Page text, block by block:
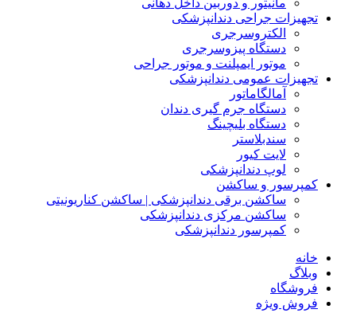
مانیتور و دوربین داخل دهانی
تجهیزات جراحی دندانپزشکی
الکتروسرجری
دستگاه پیزوسرجری
موتور ایمپلنت و موتور جراحی
تجهیزات عمومی دندانپزشکی
آمالگاماتور
دستگاه جرم گیری دندان
دستگاه بلیچینگ
سندبلاستر
لایت کیور
لوپ دندانپزشکی
کمپرسور و ساکشن
ساکشن برقی دندانپزشکی | ساکشن کناریونیتی
ساکشن مرکزی دندانپزشکی
کمپرسور دندانپزشکی
خانه
وبلاگ
فروشگاه
فروش ویژه